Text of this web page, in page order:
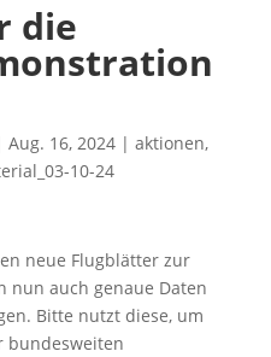
die
Aug. 16, 2024| aktionen,
10-24
neue Flugblätter zur
nun auch genaue Daten
Bitte nutzt diese, um
bundesweiten